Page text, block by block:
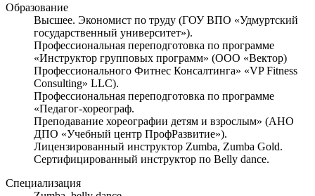
Образование
Высшее. Экономист по труду (ГОУ ВПО «Удмуртский
государственный университет»).
Профессиональная переподготовка по программе
«Инструктор групповых программ» (ООО «Вектор)
Профессионального Фитнес Консалтинга» «VP Fitness
Consulting» LLC).
Профессиональная переподготовка по программе
«Педагог-хореограф.
Преподавание хореографии детям и взрослым» (АНО
ДПО «Учебный центр ПрофРазвитие»).
Лицензированный инструктор Zumba, Zumba Gold.
Сертифицированный инструктор по Belly dance.
Специализация